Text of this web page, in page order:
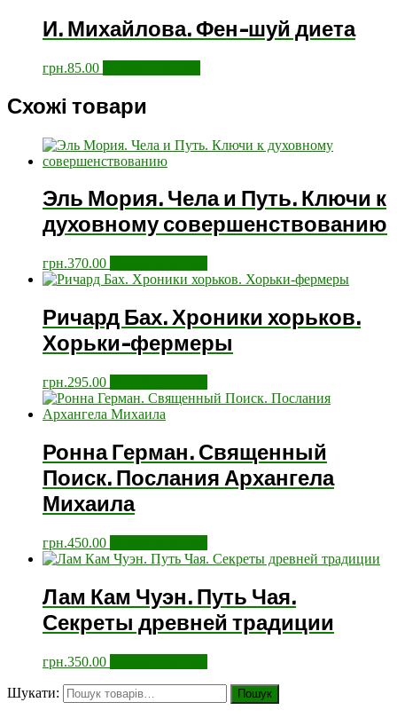
И. Михайлова. Фен-шуй диета
грн.85.00
Схожі товари
Эль Мория. Чела и Путь. Ключи к
духовному совершенствованию
грн.370.00
Ричард Бах. Хроники хорьков.
Хорьки-фермеры
грн.295.00
Ронна Герман. Священный
Поиск. Послания Архангела
Михаила
грн.450.00
Лам Кам Чуэн. Путь Чая.
Секреты древней традиции
грн.350.00
Шукати: Пошук